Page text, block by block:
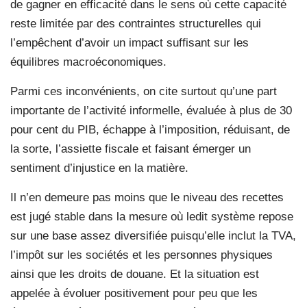
de gagner en efficacité dans le sens où cette capacité
reste limitée par des contraintes structurelles qui
l’empêchent d’avoir un impact suffisant sur les
équilibres macroéconomiques.
Parmi ces inconvénients, on cite surtout qu’une part
importante de l’activité informelle, évaluée à plus de 30
pour cent du PIB, échappe à l’imposition, réduisant, de
la sorte, l’assiette fiscale et faisant émerger un
sentiment d’injustice en la matière.
Il n’en demeure pas moins que le niveau des recettes
est jugé stable dans la mesure où ledit système repose
sur une base assez diversifiée puisqu’elle inclut la TVA,
l’impôt sur les sociétés et les personnes physiques
ainsi que les droits de douane. Et la situation est
appelée à évoluer positivement pour peu que les